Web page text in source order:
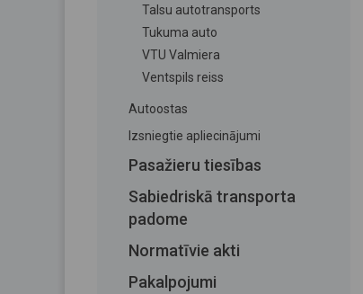
Talsu autotransports
Tukuma auto
VTU Valmiera
Ventspils reiss
Autoostas
Izsniegtie apliecinājumi
Pasažieru tiesības
Sabiedriskā transporta
padome
Normatīvie akti
Pakalpojumi